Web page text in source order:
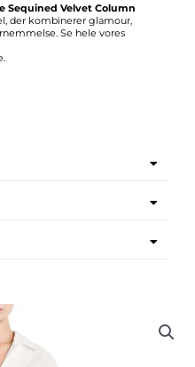
Sequined Velvet Column
der kombinerer glamour,
Se hele vores